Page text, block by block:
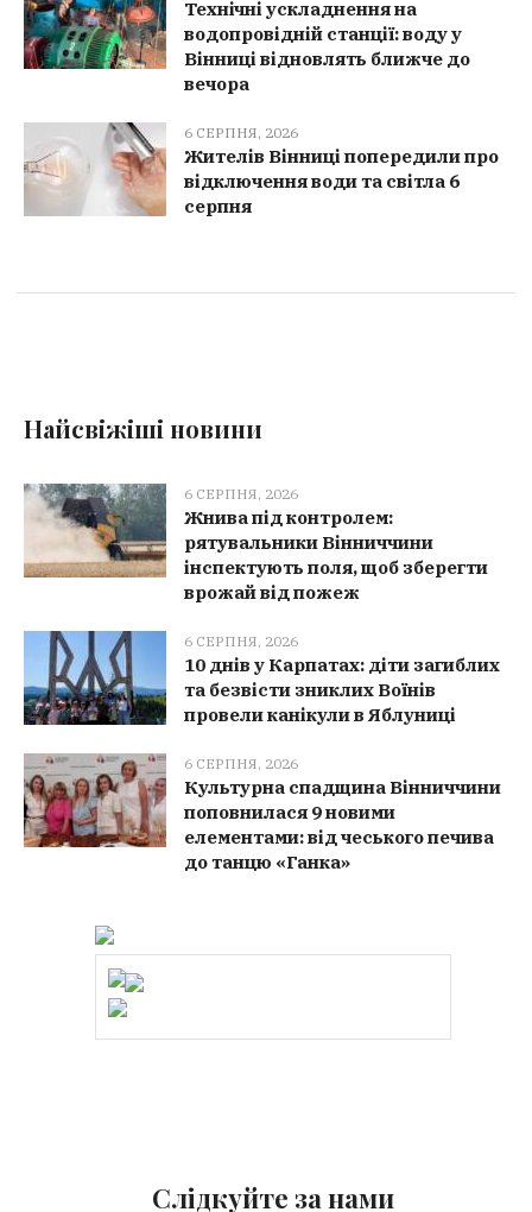
Технічні ускладнення на
водопровідній станції: воду у
Вінниці відновлять ближче до
вечора
6 СЕРПНЯ, 2026
Жителів Вінниці попередили про
відключення води та світла 6
серпня
Найсвіжіші новини
6 СЕРПНЯ, 2026
Жнива під контролем:
рятувальники Вінниччини
інспектують поля, щоб зберегти
врожай від пожеж
6 СЕРПНЯ, 2026
10 днів у Карпатах: діти загиблих
та безвісти зниклих Воїнів
провели канікули в Яблуниці
6 СЕРПНЯ, 2026
Культурна спадщина Вінниччини
поповнилася 9 новими
елементами: від чеського печива
до танцю «Ганка»
Слідкуйте за нами